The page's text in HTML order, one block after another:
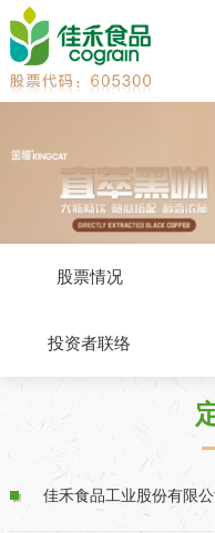
股票情况
投资者联络
佳禾食品工业股份有限